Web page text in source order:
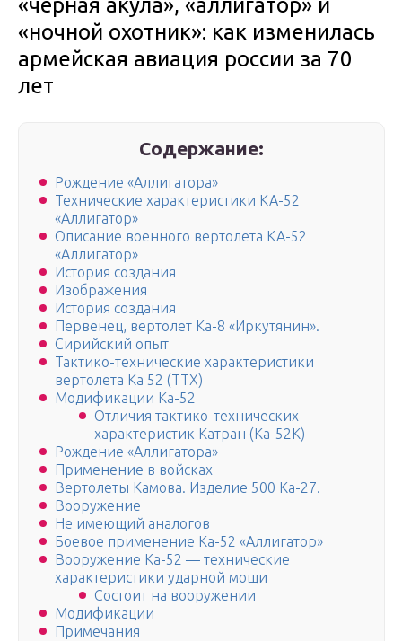
«чёрная акула», «аллигатор» и
«ночной охотник»: как изменилась
армейская авиация россии за 70
лет
Содержание:
Рождение «Аллигатора»
Технические характеристики КА-52
«Аллигатор»
Описание военного вертолета КА-52
«Аллигатор»
История создания
Изображения
История создания
Первенец, вертолет Ка-8 «Иркутянин».
Сирийский опыт
Тактико-технические характеристики
вертолета Ка 52 (ТТХ)
Модификации Ка-52
Отличия тактико-технических
характеристик Катран (Ка-52К)
Рождение «Аллигатора»
Применение в войсках
Вертолеты Камова. Изделие 500 Ка-27.
Вооружение
Не имеющий аналогов
Боевое применение Ка-52 «Аллигатор»
Вооружение Ка-52 — технические
характеристики ударной мощи
Состоит на вооружении
Модификации
Примечания